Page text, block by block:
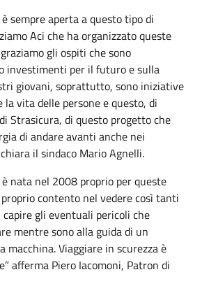
sempre aperta a questo tipo di
Aci che ha organizzato queste
gli ospiti che sono
investimenti per il futuro e sulla
giovani, soprattutto, sono iniziative
vita delle persone e questo, di
Strasicura, di questo progetto che
di andare avanti anche nei
il sindaco Mario Agnelli.
nata nel 2008 proprio per queste
proprio contento nel vedere così tanti
capire gli eventuali pericoli che
mentre sono alla guida di un
macchina. Viaggiare in scurezza è
afferma Piero Iacomoni, Patron di